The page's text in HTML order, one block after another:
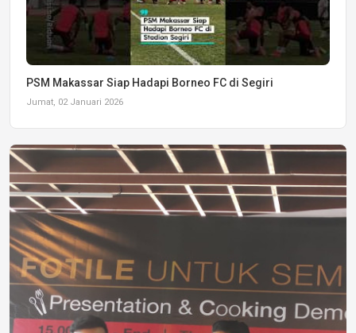
PSM Makassar Siap Hadapi Borneo FC di Segiri
Jumat, 02 Januari 2026